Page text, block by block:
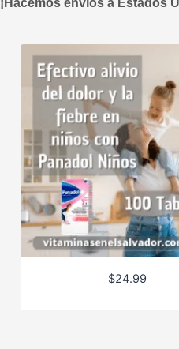
$24.99